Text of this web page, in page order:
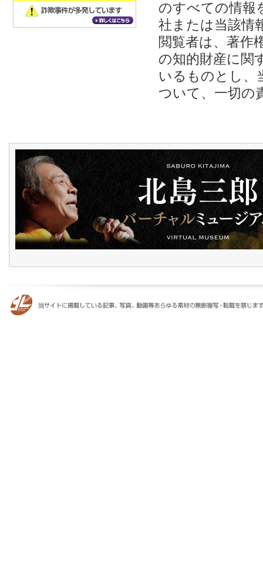
のすべての情報
社または当該情
閲覧者は、著作
の知的財産に関
いるものとし、
ついて、一切の